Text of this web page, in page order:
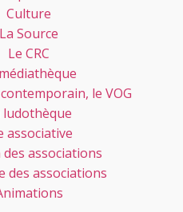
Culture
La Source
Le CRC
le VOG
ludothèque
associative
associations
des associations